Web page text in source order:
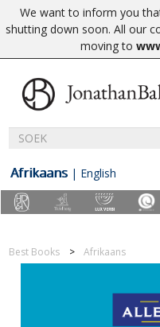
We want to inform you
shutting down soon. All our
moving to
Afrikaans | English
Best Books Afrikaans